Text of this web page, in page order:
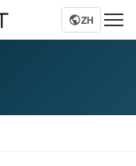
ZH